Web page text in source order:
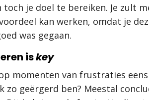
toch je doel te bereiken. Je zult
kan werken, omdat je
was gegaan.
iskey
momenten van frustraties
zo geërgerd ben? Meestal